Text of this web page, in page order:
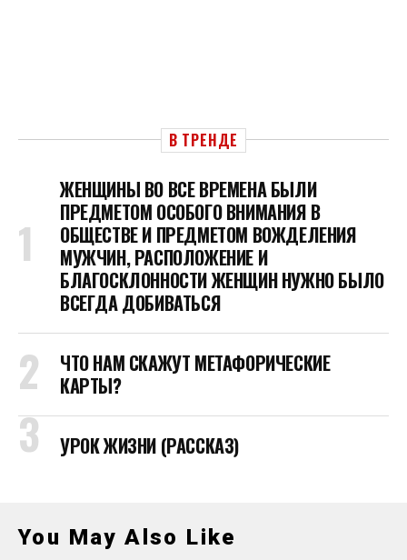
В ТРЕНДЕ
ЖЕНЩИНЫ ВО ВСЕ ВРЕМЕНА БЫЛИ
ПРЕДМЕТОМ ОСОБОГО ВНИМАНИЯ В
ОБЩЕСТВЕ И ПРЕДМЕТОМ ВОЖДЕЛЕНИЯ
МУЖЧИН, РАСПОЛОЖЕНИЕ И
БЛАГОСКЛОННОСТИ ЖЕНЩИН НУЖНО БЫЛО
ВСЕГДА ДОБИВАТЬСЯ
ЧТО НАМ СКАЖУТ МЕТАФОРИЧЕСКИЕ
КАРТЫ?
УРОК ЖИЗНИ (РАССКАЗ)
You May Also Like